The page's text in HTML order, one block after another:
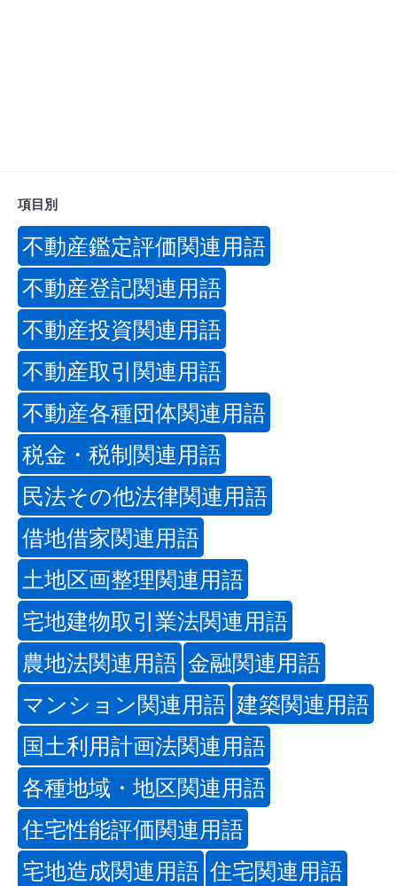
項目別
不動産鑑定評価関連用語
不動産登記関連用語
不動産投資関連用語
不動産取引関連用語
不動産各種団体関連用語
税金・税制関連用語
民法その他法律関連用語
借地借家関連用語
土地区画整理関連用語
宅地建物取引業法関連用語
農地法関連用語 金融関連用語
マンション関連用語 建築関連用語
国土利用計画法関連用語
各種地域・地区関連用語
住宅性能評価関連用語
宅地造成関連用語 住宅関連用語